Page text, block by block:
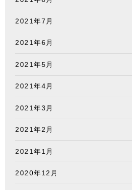
2021年7月
2021年6月
2021年5月
2021年4月
2021年3月
2021年2月
2021年1月
2020年12月